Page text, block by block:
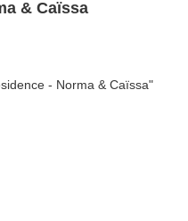
& Caïssa